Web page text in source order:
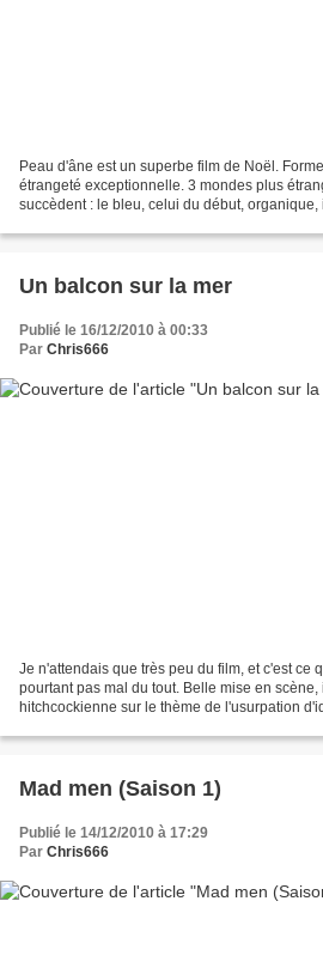
Peau d'âne est un superbe film de Noël.
étrangeté exceptionnelle. 3 mondes plus
succèdent : le bleu, celui du début, organique,
Un balcon sur la mer
Publié le 16/12/2010 à 00:33
Par Chris666
Je n'attendais que très peu du film, et c'est ce
pourtant pas mal du tout. Belle mise en
hitchcockienne sur le thème de l'usurpation
Mad men (Saison 1)
Publié le 14/12/2010 à 17:29
Par Chris666